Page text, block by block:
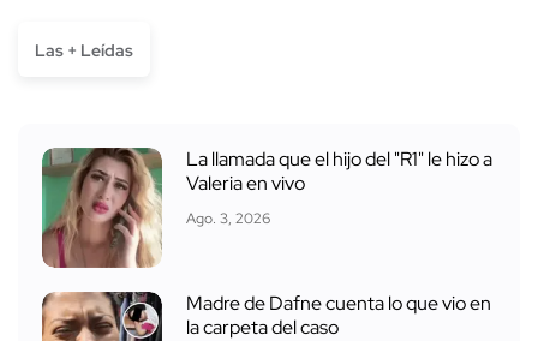
Las + Leídas
La llamada que el hijo del "R1" le hizo a
Valeria en vivo
Ago. 3, 2026
Madre de Dafne cuenta lo que vio en
la carpeta del caso